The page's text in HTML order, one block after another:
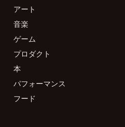
アート
音楽
ゲーム
プロダクト
本
パフォーマンス
フード